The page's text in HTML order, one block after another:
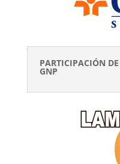
PARTICIPACIÓN
GNP